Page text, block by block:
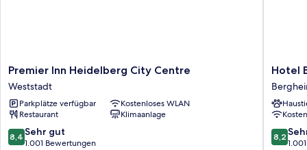
Premier
Inn
Heidelberg
City
Centre
Weststadt
Premier Inn Heidelberg City Centre
Weststadt
Parkplätze verfügbar
Kostenloses WLAN
Restaurant
Klimaanlage
8.4
von
8,4 Sehr gut
1.001 Bewertungen
Hotel
Hof
Hotel
8.2
von
8,2